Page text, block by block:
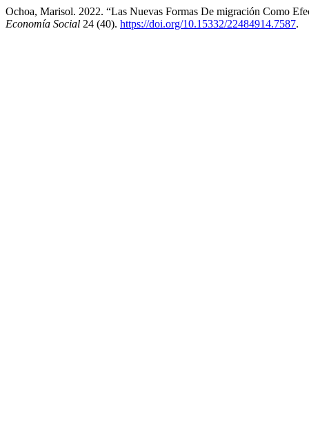
Ochoa, Marisol. 2022. “Las Nuevas Formas De migración Como
Economía Social 24 (40). https://doi.org/10.15332/22484914.7587.